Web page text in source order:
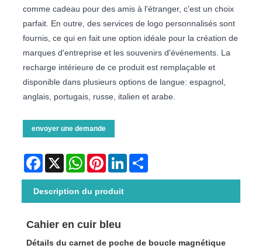
comme cadeau pour des amis à l'étranger, c'est un choix
parfait. En outre, des services de logo personnalisés sont
fournis, ce qui en fait une option idéale pour la création de
marques d'entreprise et les souvenirs d'événements. La
recharge intérieure de ce produit est remplaçable et
disponible dans plusieurs options de langue: espagnol,
anglais, portugais, russe, italien et arabe.
envoyer une demande
Facebook
X WhatsAppPinterestLinkedIn
Description du produit
Cahier en cuir bleu
Détails du carnet de poche de boucle magnétique